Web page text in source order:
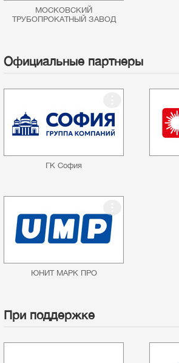
МОСКОВСКИЙ
ТРУБОПРОКАТНЫЙ ЗАВОД
Официальные партнеры
ГК София
ЮНИТ МАРК ПРО
При поддержке